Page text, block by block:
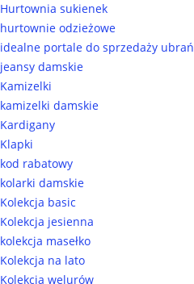
Hurtownia sukienek
hurtownie odzieżowe
idealne portale do sprzedaży ubrań
jeansy damskie
Kamizelki
kamizelki damskie
Kardigany
Klapki
kod rabatowy
kolarki damskie
Kolekcja basic
Kolekcja jesienna
kolekcja masełko
Kolekcja na lato
Kolekcja welurów